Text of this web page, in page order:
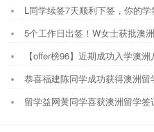
L同学续签7天顺利下签，你的学
5个工作日出签！W女士获批澳
【offer榜96】近期成功入学澳
恭喜福建陈同学成功获得澳洲留
留学益网黄同学喜获澳洲留学签